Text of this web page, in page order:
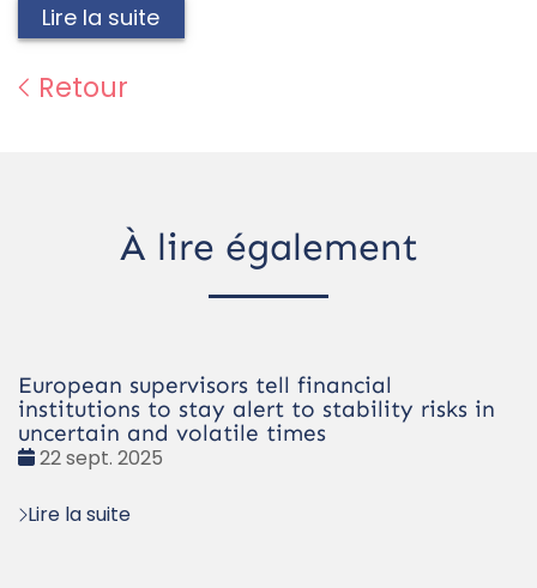
Lire la suite
Retour
À lire également
European supervisors tell financial
institutions to stay alert to stability risks in
uncertain and volatile times
Date
22 sept. 2025
Lire la suite